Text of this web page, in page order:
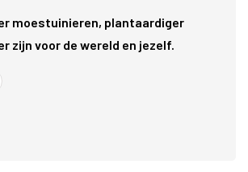
moestuinieren, plantaardiger
zijn voor de wereld en jezelf.